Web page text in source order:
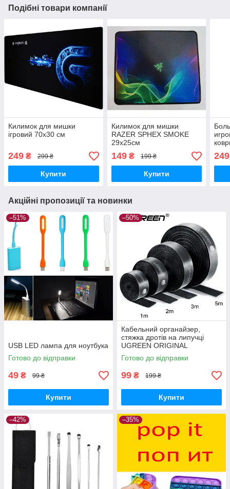
Подібні товари компанії
Килимок для мишки
ігровий 70х30 см
249 ₴ 299 ₴
Купити
Килимок для мишки
RAZER SPHEX SMOKE
29х25см
149₴ 199 ₴
Купити
249
Акційні пропозиції та новинки
–51%
USB LED лампа для ноутбука
Готово до відправки
49 ₴ 99 ₴
Купити
–50%
Кабельний органайзер,
стяжка дротів на липучці
UGREEN ORIGINAL
Готово до відправки
99 ₴ 199 ₴
Купити
–42% –35%